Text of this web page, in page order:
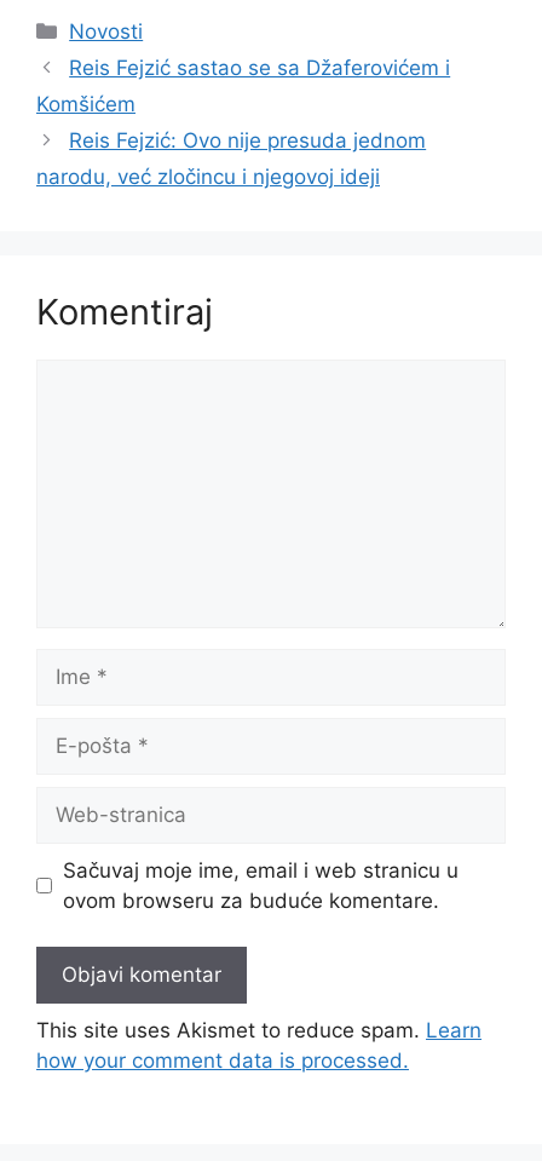
Kategorije
Novosti
Reis Fejzić sastao se sa Džaferovićem i
Komšićem
Reis Fejzić: Ovo nije presuda jednom
narodu, već zločincu i njegovoj ideji
Komentiraj
pošta
stranica
Sačuvaj moje ime, email i web stranicu u
ovom browseru za buduće komentare.
This site uses Akismet to reduce spam. Learn
how your comment data is processed.